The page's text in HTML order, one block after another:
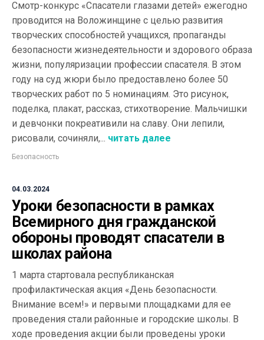
Смотр-конкурс «Спасатели глазами детей» ежегодно
проводится на Воложинщине с целью развития
творческих способностей учащихся, пропаганды
безопасности жизнедеятельности и здорового образа
жизни, популяризации профессии спасателя. В этом
году на суд жюри было предоставлено более 50
творческих работ по 5 номинациям. Это рисунок,
поделка, плакат, рассказ, стихотворение. Мальчишки
и девчонки покреативили на славу. Они лепили,
рисовали, сочиняли,... читать далее
Безопасность
04.03.2024
Уроки безопасности в рамках
Всемирного дня гражданской
обороны проводят спасатели в
школах района
1 марта стартовала республиканская
профилактическая акция «День безопасности.
Внимание всем!» и первыми площадками для ее
проведения стали районные и городские школы. В
ходе проведения акции были проведены уроки